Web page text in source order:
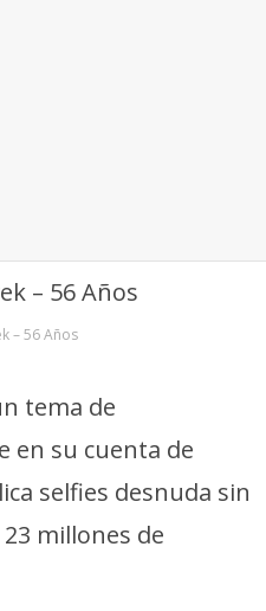
– 56 Años
tema de
en su cuenta de
selfies desnuda sin
millones de